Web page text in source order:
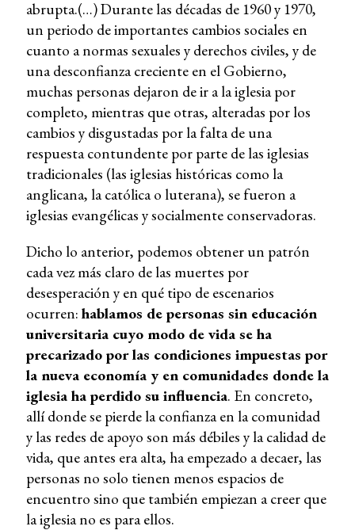
abrupta.(…) Durante las décadas de 1960 y 1970,
un periodo de importantes cambios sociales en
cuanto a normas sexuales y derechos civiles, y de
una desconfianza creciente en el Gobierno,
muchas personas dejaron de ir a la iglesia por
completo, mientras que otras, alteradas por los
cambios y disgustadas por la falta de una
respuesta contundente por parte de las iglesias
tradicionales (las iglesias históricas como la
anglicana, la católica o luterana), se fueron a
iglesias evangélicas y socialmente conservadoras.
Dicho lo anterior, podemos obtener un patrón
cada vez más claro de las muertes por
desesperación y en qué tipo de escenarios
ocurren: hablamos de personas sin educación
universitaria cuyo modo de vida se ha
precarizado por las condiciones impuestas por
la nueva economía y en comunidades donde la
iglesia ha perdido su influencia. En concreto,
allí donde se pierde la confianza en la comunidad
y las redes de apoyo son más débiles y la calidad de
vida, que antes era alta, ha empezado a decaer, las
personas no solo tienen menos espacios de
encuentro sino que también empiezan a creer que
la iglesia no es para ellos.